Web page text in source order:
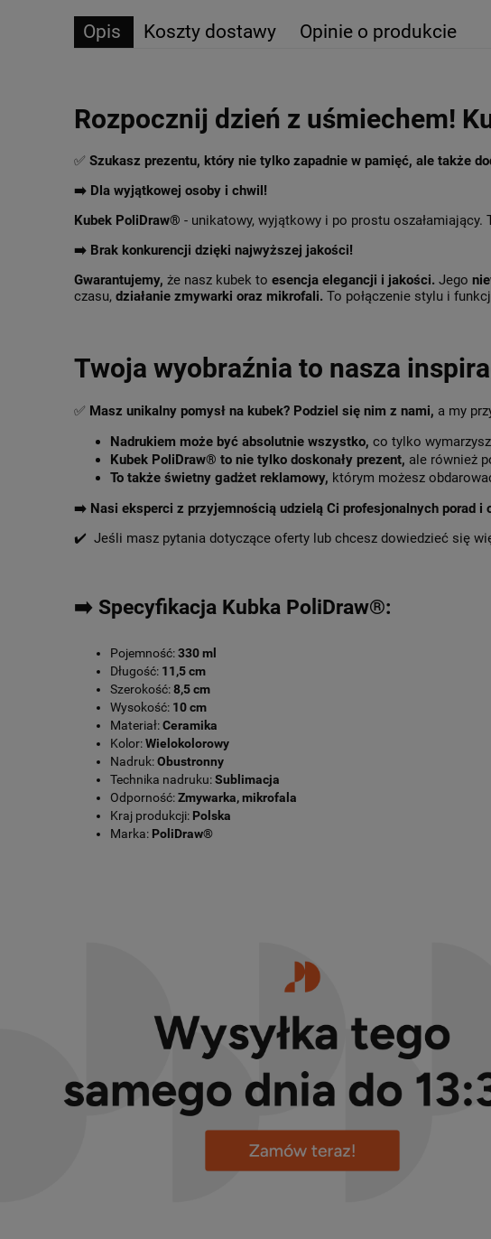
Opis Koszty dostawy Opinie o produkcie
Rozpocznij dzień z uśmiechem!
✅ Szukasz prezentu, który nie tylko zapadnie w pamięć, ale także
➡️ Dla wyjątkowej osoby i chwil!
Kubek PoliDraw® - unikatowy, wyjątkowy i po prostu
➡️ Brak konkurencji dzięki najwyższej jakości!
Gwarantujemy, że nasz kubek to esencja elegancji i jakości. Jego
czasu, działanie zmywarki oraz mikrofali. To połączenie stylu i
Twoja wyobraźnia to nasza
✅ Masz unikalny pomysł na kubek? Podziel się nim z nami, a my
Nadrukiem może być absolutnie wszystko, co tylko
Kubek PoliDraw® to nie tylko doskonały prezent, ale również
To także świetny gadżet reklamowy, którym możesz
➡️ Nasi eksperci z przyjemnością udzielą Ci profesjonalnych porad
✔️ Jeśli masz pytania dotyczące oferty lub chcesz dowiedzieć się
➡️ Specyfikacja Kubka PoliDraw®:
Pojemność:330 ml
Długość: 11,5 cm
Szerokość:8,5 cm
Wysokość: 10 cm
Materiał:Ceramika
Kolor:Wielokolorowy
Nadruk:Obustronny
Technika nadruku:Sublimacja
Odporność:Zmywarka, mikrofala
Kraj produkcji: Polska
Marka: PoliDraw®